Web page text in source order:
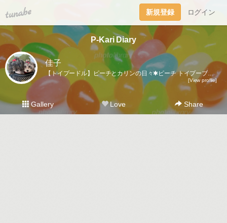
tuna.be 新規登録 ログイン
P-Kari Diary
佳子
【トイプードル】ピーチとカリンの日々✱ピーチ トイプーブラック🐩♀ 🎂2008.1.18 ⚖️3.7kgカリン トイプーシルバー🐩♀ 🎂2022.5.11 ⚖️2.6kg
[View profile]
Gallery Love Share